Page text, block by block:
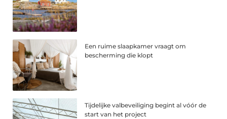
Een ruime slaapkamer vraagt om
bescherming die klopt
Tijdelijke valbeveiliging begint al vóór de
start van het project